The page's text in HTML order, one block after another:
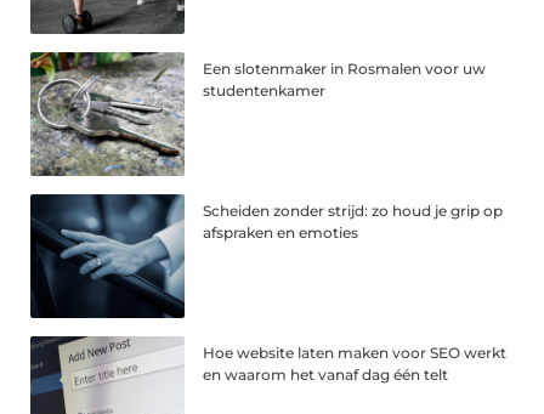
Een slotenmaker in Rosmalen voor uw
studentenkamer
Scheiden zonder strijd: zo houd je grip op
afspraken en emoties
Hoe website laten maken voor SEO werkt
en waarom het vanaf dag één telt